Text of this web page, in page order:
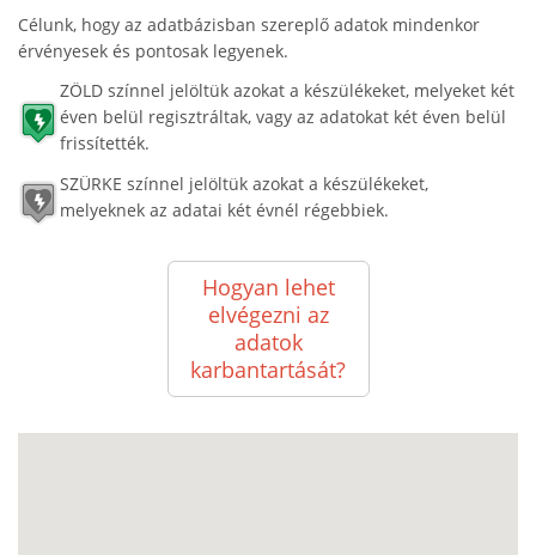
Célunk, hogy az adatbázisban szereplő adatok mindenkor
érvényesek és pontosak legyenek.
ZÖLD színnel jelöltük azokat a készülékeket, melyeket két
éven belül regisztráltak, vagy az adatokat két éven belül
frissítették.
SZÜRKE színnel jelöltük azokat a készülékeket,
melyeknek az adatai két évnél régebbiek.
Hogyan lehet
elvégezni az
adatok
karbantartását?